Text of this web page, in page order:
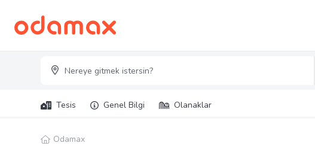
Tesis Genel Bilgi Olanaklar
Odamax